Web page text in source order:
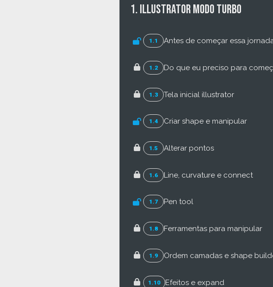
1. Illustrator modo turbo
1.1 Antes de começar essa
1.2 Do que eu preciso para
1.3 Tela inicial illustrator
1.4 Criar shape e manipular
1.5 Alterar pontos
1.6 Line, curvature e connect
1.7 Pen tool
1.8 Ferramentas para manipular
1.9 Ordem camadas e shape
1.10 Efeitos e expand